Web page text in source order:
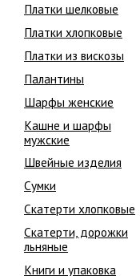
Платки шелковые
Платки хлопковые
Платки из вискозы
Палантины
Шарфы женские
Кашне и шарфы
мужские
Швейные изделия
Сумки
Скатерти хлопковые
Скатерти, дорожки
льняные
Книги и упаковка